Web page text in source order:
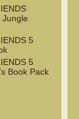
Jungle
5
5
Book Pack